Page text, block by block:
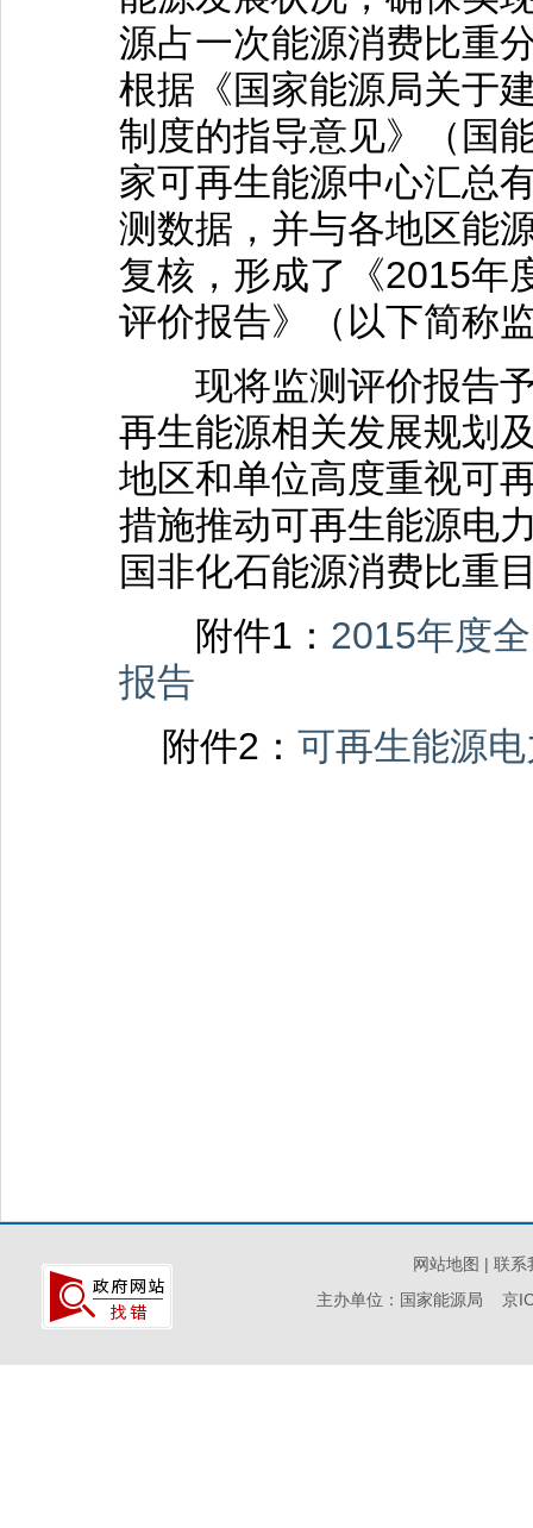
源占一次能源消费比重
根据《国家能源局关于
制度的指导意见》（国
家可再生能源中心汇总
测数据，并与各地区能
复核，形成了《2015年
评价报告》（以下简称
现将监测评价报告予
再生能源相关发展规划
地区和单位高度重视可
措施推动可再生能源电
国非化石能源消费比重
附件1： 2015年度
报告
附件2： 可再生能源